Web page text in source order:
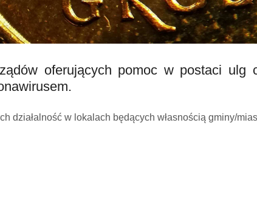
oferujących pomoc w postaci ulg
działalność w lokalach będących własnością gminy/